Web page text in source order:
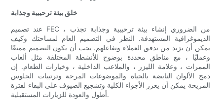
خلق بيئة ترحيبية وجذابة
عند تصميم FEC ، من الضروري إنشاء بيئة ترحيبية وجذابة تجذب
الديموغرافية المستهدفة. النظر في التصميم العام لمساحتك وكيف
يمكن أن يزيد من تدفق العملاء وتفاعلهم. يجب أن يكون التصميم ممتعًا
وعمليًا ، مع مناطق محددة بوضوح للأنشطة المختلفة مثل ألعاب
الممرات ، وعلامة الليزر ، والملاعب الداخلية ، وخيارات الطعام. إن
دمج الألوان النابضة بالحياة والموضوعات المرحة وترتيبات الجلوس
المريحة يمكن أن يعزز الأجواء الكلية وتشجيع الضيوف على البقاء لفترة
أطول والعودة للزيارات المستقبلية.